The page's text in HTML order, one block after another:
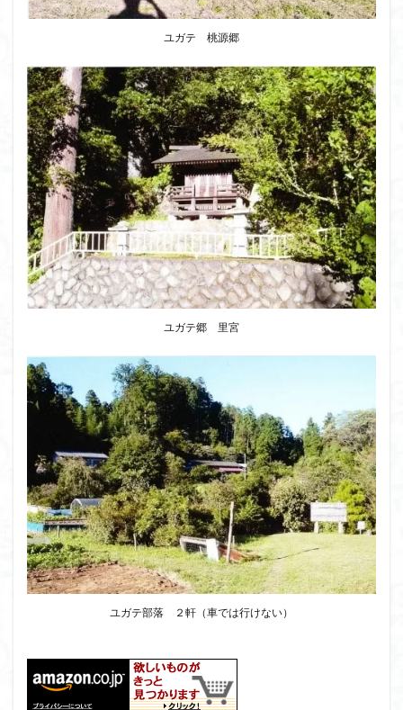
ユガテ 桃源郷
ユガテ郷 里宮
ユガテ部落 ２軒（車では行けない）